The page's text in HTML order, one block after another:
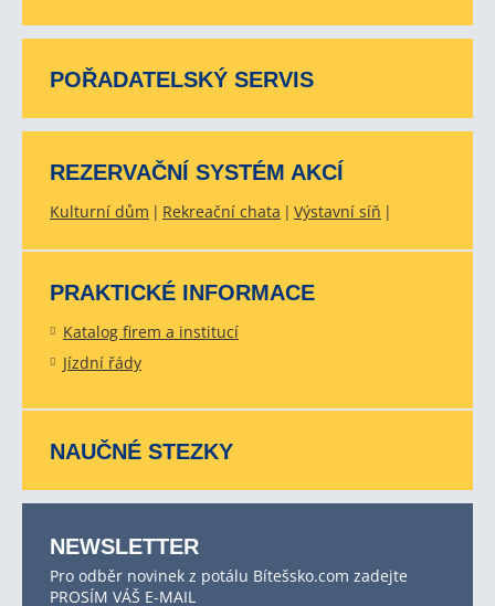
POŘADATELSKÝ SERVIS
REZERVAČNÍ SYSTÉM AKCÍ
Kulturní dům Rekreační chata Výstavní síň
PRAKTICKÉ INFORMACE
Katalog firem a institucí
Jízdní řády
NAUČNÉ STEZKY
NEWSLETTER
Pro odběr novinek z potálu Bítešsko.com zadejte
PROSÍM VÁŠ E-MAIL